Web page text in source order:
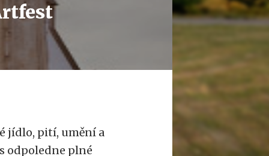
jídlo, pití, umění a
odpoledne plné